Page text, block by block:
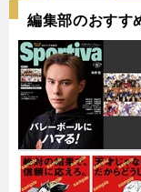
編集部のおすす